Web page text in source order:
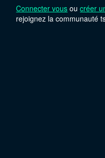
Connecter vous oucréer
rejoignez la communauté